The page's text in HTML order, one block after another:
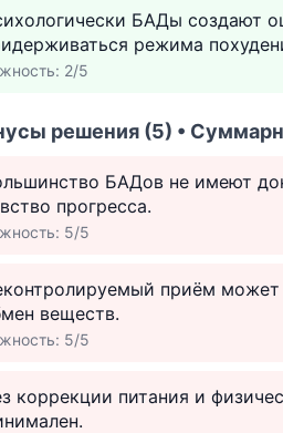
БАДы создают
режима
2/5
решения (5) •
БАДов не имеют
прогресса.
5/5
приём
веществ.
5/5
коррекции питания и